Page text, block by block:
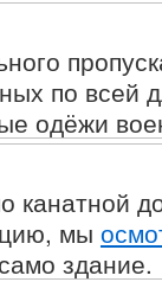
по всей
одёжи
канатной
мы
здание.